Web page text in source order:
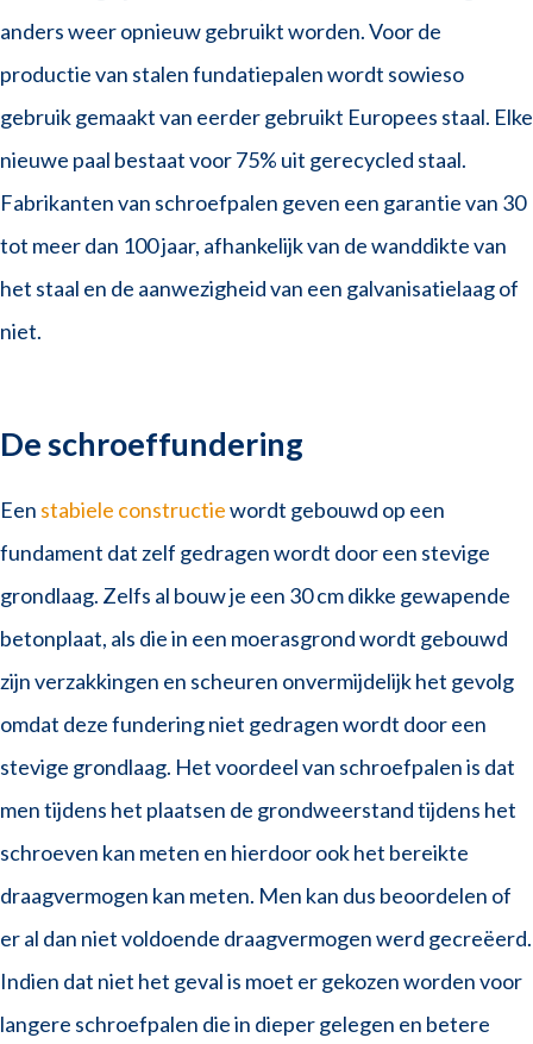
anders weer opnieuw gebruikt worden. Voor de
productie van stalen fundatiepalen wordt sowieso
gebruik gemaakt van eerder gebruikt Europees staal. Elke
nieuwe paal bestaat voor 75% uit gerecycled staal.
Fabrikanten van schroefpalen geven een garantie van 30
tot meer dan 100 jaar, afhankelijk van de wanddikte van
het staal en de aanwezigheid van een galvanisatielaag of
niet.
De schroeffundering
Een stabiele constructiewordt gebouwd op een
fundament dat zelf gedragen wordt door een stevige
grondlaag. Zelfs al bouw je een 30 cm dikke gewapende
betonplaat, als die in een moerasgrond wordt gebouwd
zijn verzakkingen en scheuren onvermijdelijk het gevolg
omdat deze fundering niet gedragen wordt door een
stevige grondlaag. Het voordeel van schroefpalen is dat
men tijdens het plaatsen de grondweerstand tijdens het
schroeven kan meten en hierdoor ook het bereikte
draagvermogen kan meten. Men kan dus beoordelen of
er al dan niet voldoende draagvermogen werd gecreëerd.
Indien dat niet het geval is moet er gekozen worden voor
langere schroefpalen die in dieper gelegen en betere